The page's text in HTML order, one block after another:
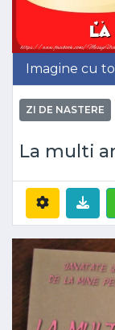
Imagine cu
ZI DE NASTERE
La multi